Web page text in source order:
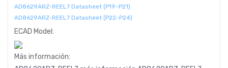
AD8629ARZ-REEL7 Datasheet (P19-P21)
AD8629ARZ-REEL7 Datasheet (P22-P24)
ECAD Model:
Más información: